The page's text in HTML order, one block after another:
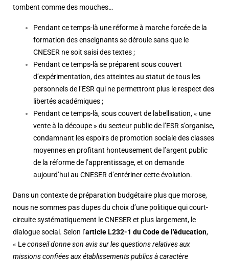
tombent comme des mouches…
Pendant ce temps-là une réforme à marche forcée de la
formation des enseignants se déroule sans que le
CNESER ne soit saisi des textes ;
Pendant ce temps-là se préparent sous couvert
d’expérimentation, des atteintes au statut de tous les
personnels de l’ESR qui ne permettront plus le respect des
libertés académiques ;
Pendant ce temps-là, sous couvert de labellisation, « une
vente à la découpe » du secteur public de l’ESR s’organise,
condamnant les espoirs de promotion sociale des classes
moyennes en profitant honteusement de l’argent public
de la réforme de l’apprentissage, et on demande
aujourd’hui au CNESER d’entériner cette évolution.
Dans un contexte de préparation budgétaire plus que morose,
nous ne sommes pas dupes du choix d’une politique qui court-
circuite systématiquement le CNESER et plus largement, le
dialogue social. Selon l’article L232-1 du Code de l’éducation,
« Leconseil donne son avis sur les questions relatives aux
missions confiées aux établissements publics à caractère